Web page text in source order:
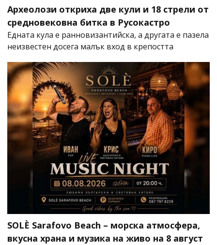
Археолози откриха две кули и 18 стрели от
средновековна битка в Русокастро
Едната кула е ранновизантийска, а другата е пазела
неизвестен досега малък вход в крепостта
SOLÈ Sarafovo Beach – морска атмосфера,
вкусна храна и музика на живо на 8 август